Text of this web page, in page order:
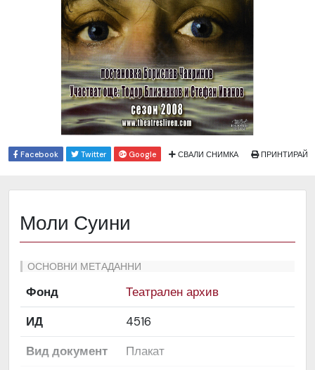
Facebook Twitter Google СВАЛИ СНИМКА ПРИНТИРАЙ
Моли Суини
ОСНОВНИ МЕТАДАННИ
Фонд
Театрален архив
ИД
4516
Вид документ
Плакат